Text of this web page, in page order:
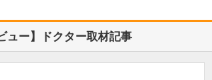
ュー】ドクター取材記事